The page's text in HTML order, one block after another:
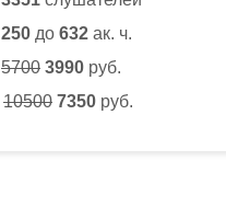
250 до 632 ак. ч.
5700 3990 руб.
10500 7350 руб.